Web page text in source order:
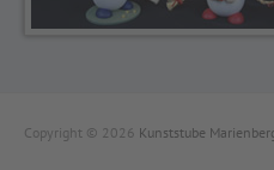
Copyright © 2026 Kunststube